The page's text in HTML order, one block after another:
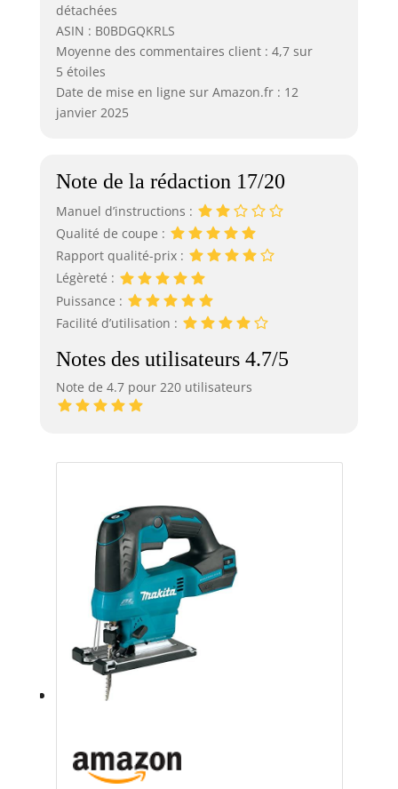
détachées
ASIN : B0BDGQKRLS
Moyenne des commentaires client : 4,7 sur
5 étoiles
Date de mise en ligne sur Amazon.fr : 12
janvier 2025
Note de la rédaction 17/20
Manuel d’instructions :
Qualité de coupe :
Rapport qualité-prix :
Légèreté :
Puissance :
Facilité d’utilisation :
Notes des utilisateurs 4.7/5
Note de 4.7 pour 220 utilisateurs